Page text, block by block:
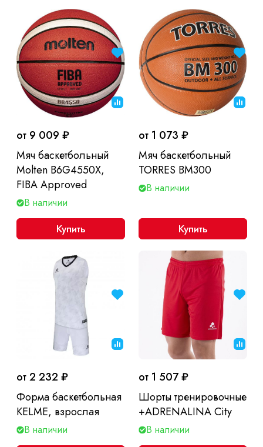
от 9 009 ₽
Мяч баскетбольный
Molten B6G4550X,
FIBA Approved
В наличии
Купить
от 1 073 ₽
Мяч баскетбольный
TORRES BM300
В наличии
Купить
от 2 232 ₽
Форма баскетбольная
KELME, взрослая
В наличии
от 1 507 ₽
Шорты тренировочные
+ADRENALINA City
В наличии